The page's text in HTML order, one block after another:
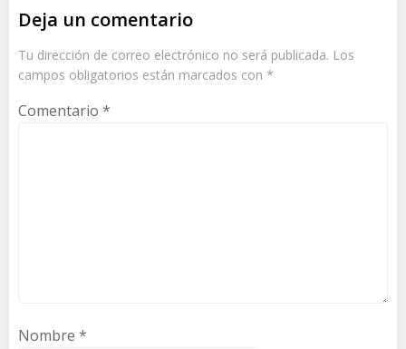
Deja un comentario
Tu dirección de correo electrónico no será publicada. Los
campos obligatorios están marcados con *
Comentario *
Nombre *